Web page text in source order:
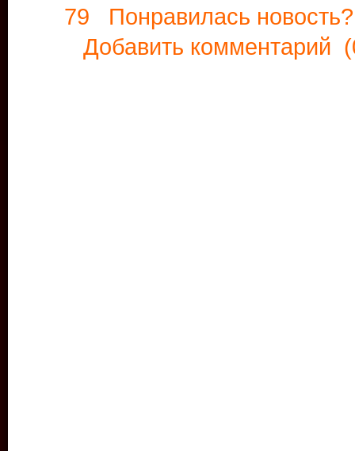
79 Понравилась
Добавить комментарий